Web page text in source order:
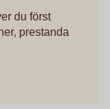
du först
prestanda